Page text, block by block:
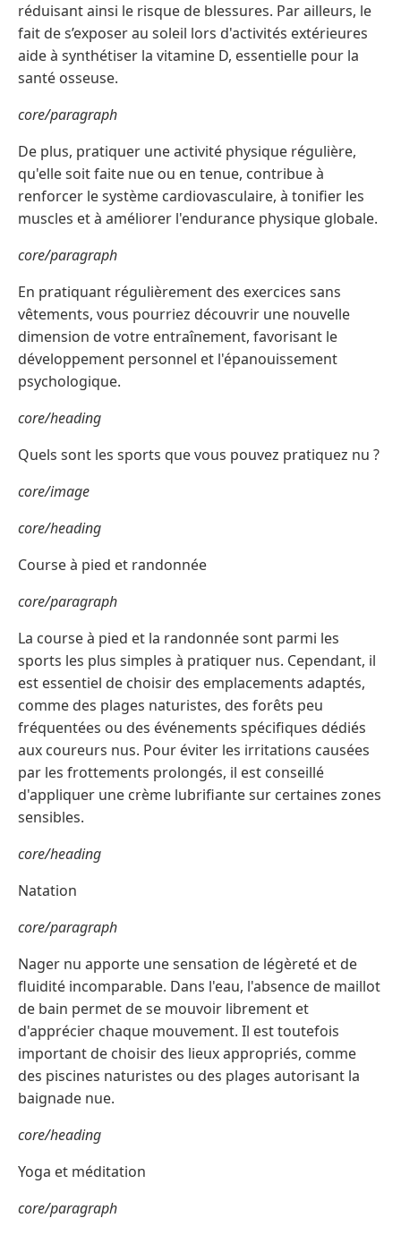
réduisant ainsi le risque de blessures. Par ailleurs, le
fait de s’exposer au soleil lors d'activités extérieures
aide à synthétiser la vitamine D, essentielle pour la
santé osseuse.
core/paragraph
De plus, pratiquer une activité physique régulière,
qu'elle soit faite nue ou en tenue, contribue à
renforcer le système cardiovasculaire, à tonifier les
muscles et à améliorer l'endurance physique globale.
core/paragraph
En pratiquant régulièrement des exercices sans
vêtements, vous pourriez découvrir une nouvelle
dimension de votre entraînement, favorisant le
développement personnel et l'épanouissement
psychologique.
core/heading
Quels sont les sports que vous pouvez pratiquez nu ?
core/image
core/heading
Course à pied et randonnée
core/paragraph
La course à pied et la randonnée sont parmi les
sports les plus simples à pratiquer nus. Cependant, il
est essentiel de choisir des emplacements adaptés,
comme des plages naturistes, des forêts peu
fréquentées ou des événements spécifiques dédiés
aux coureurs nus. Pour éviter les irritations causées
par les frottements prolongés, il est conseillé
d'appliquer une crème lubrifiante sur certaines zones
sensibles.
core/heading
Natation
core/paragraph
Nager nu apporte une sensation de légèreté et de
fluidité incomparable. Dans l'eau, l'absence de maillot
de bain permet de se mouvoir librement et
d'apprécier chaque mouvement. Il est toutefois
important de choisir des lieux appropriés, comme
des piscines naturistes ou des plages autorisant la
baignade nue.
core/heading
Yoga et méditation
core/paragraph